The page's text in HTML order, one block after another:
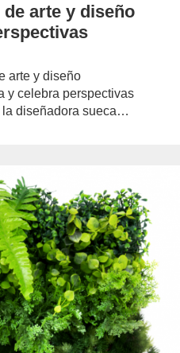
arte y diseño
arte y diseño
y celebra perspectivas
la diseñadora sueca…